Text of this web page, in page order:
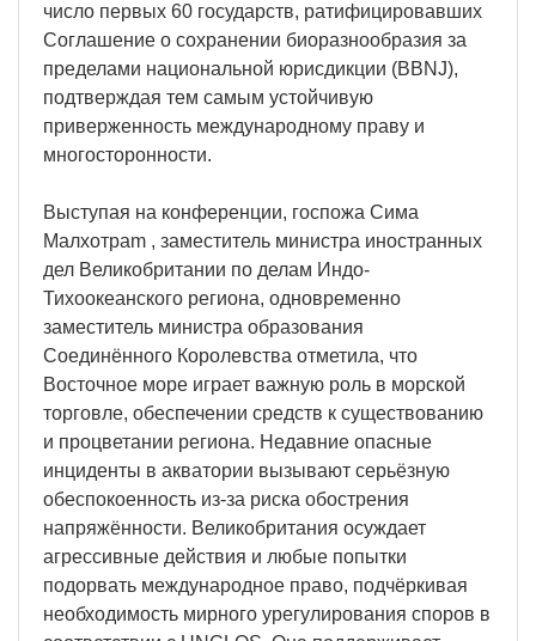
число первых 60 государств, ратифицировавших
Соглашение о сохранении биоразнообразия за
пределами национальной юрисдикции (BBNJ),
подтверждая тем самым устойчивую
приверженность международному праву и
многосторонности.
Выступая на конференции, госпожа Сима
Малхотраm , заместитель министра иностранных
дел Великобритании по делам Индо-
Тихоокеанского региона, одновременно
заместитель министра образования
Соединённого Королевства отметила, что
Восточное море играет важную роль в морской
торговле, обеспечении средств к существованию
и процветании региона. Недавние опасные
инциденты в акватории вызывают серьёзную
обеспокоенность из-за риска обострения
напряжённости. Великобритания осуждает
агрессивные действия и любые попытки
подорвать международное право, подчёркивая
необходимость мирного урегулирования споров в